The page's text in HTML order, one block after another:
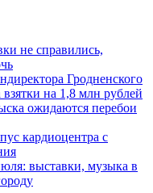
не справились,
Гродненского
взятки на 1,8 млн рублей
ожидаются перебои
кардиоцентра с
выставки, музыка в